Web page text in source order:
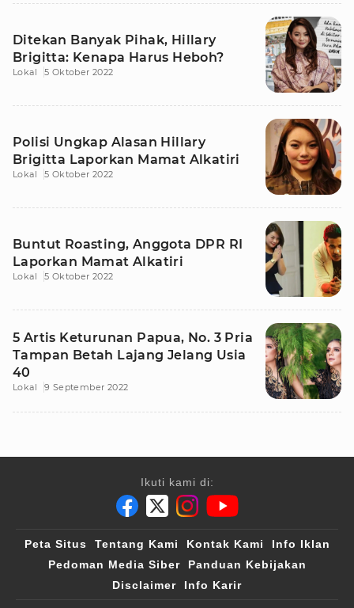
Ditekan Banyak Pihak, Hillary
Brigitta: Kenapa Harus Heboh?
Lokal 5 Oktober 2022
Polisi Ungkap Alasan Hillary
Brigitta Laporkan Mamat Alkatiri
Lokal 5 Oktober 2022
Buntut Roasting, Anggota DPR RI
Laporkan Mamat Alkatiri
Lokal 5 Oktober 2022
5 Artis Keturunan Papua, No. 3 Pria
Tampan Betah Lajang Jelang Usia
40
Lokal 9 September 2022
Ikuti kami di:
Peta Situs Tentang Kami Kontak Kami
Info Iklan
Pedoman Media Siber
Panduan Kebijakan
Disclaimer
Info Karir